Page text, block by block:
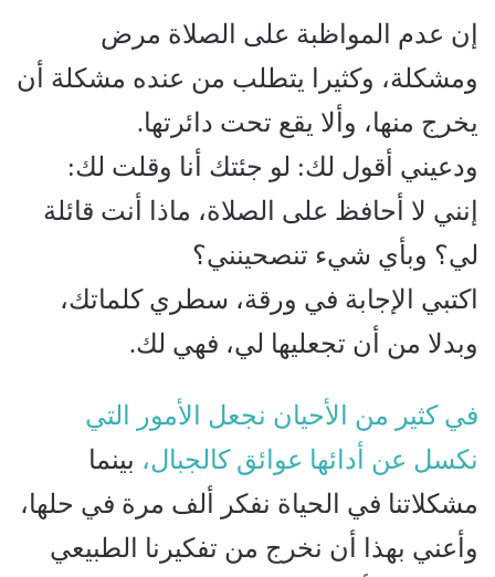
إن عدم المواظبة على الصلاة مرض
ومشكلة، وكثيرا يتطلب من عنده مشكلة أن
يخرج منها، وألا يقع تحت دائرتها.
ودعيني أقول لك: لو جئتك أنا وقلت لك:
إنني لا أحافظ على الصلاة، ماذا أنت قائلة
لي؟ وبأي شيء تنصحينني؟
اكتبي الإجابة في ورقة، سطري كلماتك،
وبدلا من أن تجعليها لي، فهي لك.
في كثير من الأحيان نجعل الأمور التي
نكسل عن أدائها عوائق كالجبال، بينما
مشكلاتنا في الحياة نفكر ألف مرة في حلها،
وأعني بهذا أن نخرج من تفكيرنا الطبيعي